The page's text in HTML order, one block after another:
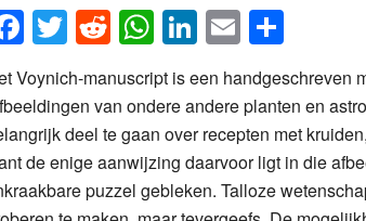
Facebook
Twitter
Reddit
WhatsApp
LinkedIn
Email
Voynich-manuscript is een handgeschreven
van ondere andere planten en
deel te gaan over recepten met
de enige aanwijzing daarvoor ligt in die
puzzel gebleken. Talloze